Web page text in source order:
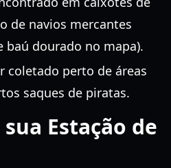
de navios mercantes
baú dourado no mapa).
coletado perto de áreas
saques de piratas.
Estação de